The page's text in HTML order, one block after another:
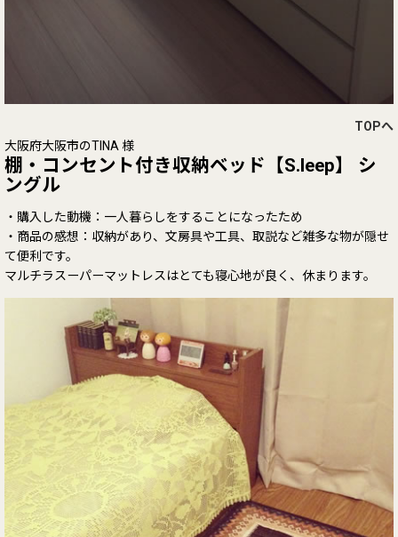
TOPへ
大阪府大阪市のTINA 様
棚・コンセント付き収納ベッド【S.leep】 シ
ングル
・購入した動機：一人暮らしをすることになったため
・商品の感想：収納があり、文房具や工具、取説など雑多な物が隠せ
て便利です。
マルチラスーパーマットレスはとても寝心地が良く、休まります。